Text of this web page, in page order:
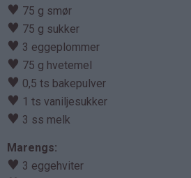
♥ 75 g smør
♥ 75 g sukker
♥ 3 eggeplommer
♥ 75 g hvetemel
♥ 0,5 ts bakepulver
♥ 1 ts vaniljesukker
♥ 3 ss melk
Marengs:
♥ 3 eggehviter